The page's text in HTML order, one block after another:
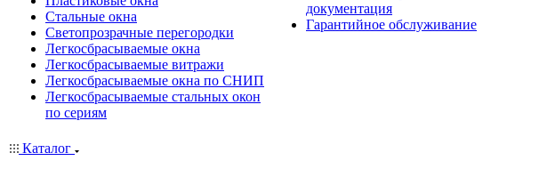
Стальные окна
Светопрозрачные перегородки
Легкосбрасываемые окна
Легкосбрасываемые витражи
Легкосбрасываемые окна по СНИП
Легкосбрасываемые стальных окон
по сериям
документация
Гарантийное обслуживание
Каталог